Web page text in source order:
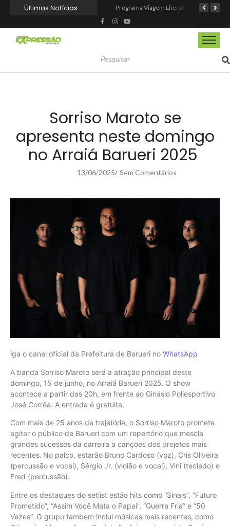
Últimas Notícias
Sorriso Maroto se
apresenta neste domingo
no Arraiá Barueri 2025
13/06/2025/ Sem Comentários
iga o canal oficial da Prefeitura de Barueri no WhatsApp
A banda Sorriso Maroto será a atração principal deste
domingo, 15 de junho, no Arraiá Barueri 2025. O show
acontece a partir das 20h, em frente ao Ginásio Poliesportivo
José Corrêa. A entrada é gratuita.
Com mais de 25 anos de trajetória, o Sorriso Maroto promete
agitar o público de Barueri com um repertório que mescla
grandes sucessos da carreira a canções dos projetos mais
recentes. No palco, estarão Bruno Cardoso (voz), Cris Oliveira
(percussão e vocal), Sérgio Jr. (violão e vocal), Vini (teclado) e
Fred (percussão).
Entre os destaques do setlist estão hits como “Sinais”, “Futuro
Prometido”, “Assim Você Mata o Papai”, “Guerra Fria” e “50
Vezes”. O grupo também inclui músicas mais recentes, como